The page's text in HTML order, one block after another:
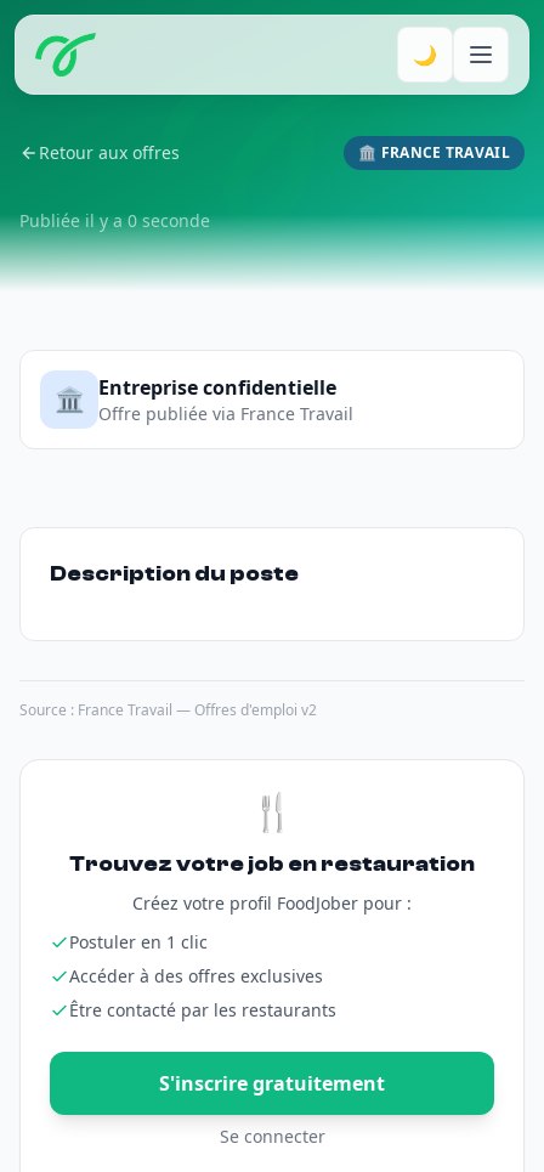
🌙
Retour aux offres 🏛️ FRANCE TRAVAIL
Publiée il y a 0 seconde
🏛️ Entreprise confidentielle
Offre publiée via France Travail
Description du poste
Source : France Travail — Offres d'emploi v2
🍴
Trouvez votre job en restauration
Créez votre profil FoodJober pour :
Postuler en 1 clic
Accéder à des offres exclusives
Être contacté par les restaurants
S'inscrire gratuitement
Se connecter